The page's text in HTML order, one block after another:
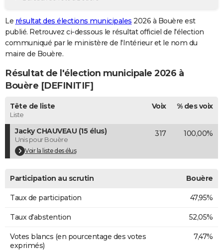
GUIDES D'ACHAT
BONS PLANS
CARTE DE VOEUX
Carte de Noël
Carte Bonne année
Carte Saint-Valentin
Carte Pâques
Carte d'anniversaire
DICTIONNAIRE
Dictionnaire
Biographies
Citations
Expressions
Proverbes
PROGRAMME TV
COPAINS D'AVANT
S'inscrire
Se connecter
Lycées
Collèges
Primaires
Universités
Entreprises
Service militaire
Avis de recherche
AVIS DE DÉCÈS
FORUM
Le résultat des élections municipales 2026 à Bouère est
publié. Retrouvez ci-dessous le résultat officiel de l'élection
communiqué par le ministère de l'Intérieur et le nom du
maire de Bouère.
Résultat de l'élection municipale 2026 à
Bouère [DEFINITIF]
Tête de liste
Liste
Voix % des voix
Jacky CHAUVEAU (15 élus)
Unis pour Bouère
Voir la liste des élus
317 100,00%
Participation au scrutin Bouère
Taux de participation 47,95%
Taux d'abstention 52,05%
Votes blancs (en pourcentage des votes
exprimés)
7,47%